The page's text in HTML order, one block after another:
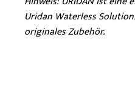
Uridan Waterless
originales Zubehör.